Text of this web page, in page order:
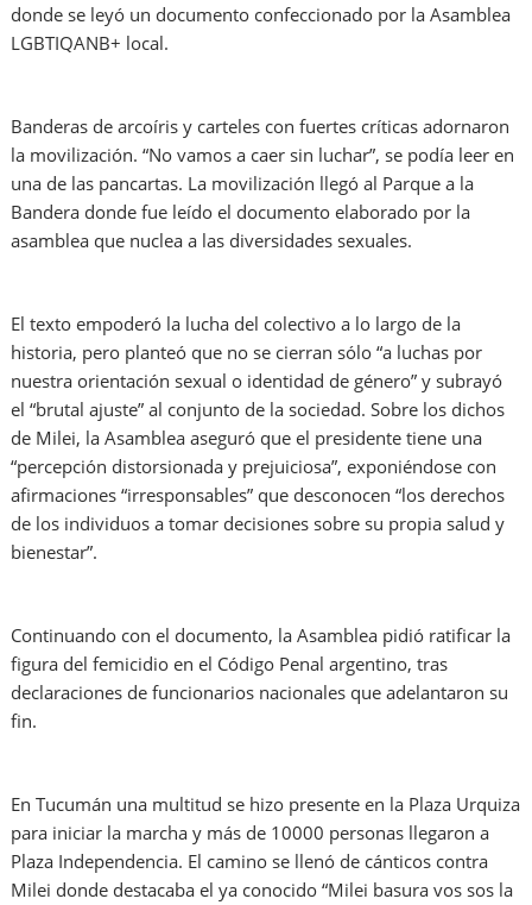
donde se leyó un documento confeccionado por la Asamblea
LGBTIQANB+ local.
Banderas de arcoíris y carteles con fuertes críticas adornaron
la movilización. “No vamos a caer sin luchar”, se podía leer en
una de las pancartas. La movilización llegó al Parque a la
Bandera donde fue leído el documento elaborado por la
asamblea que nuclea a las diversidades sexuales.
El texto empoderó la lucha del colectivo a lo largo de la
historia, pero planteó que no se cierran sólo “a luchas por
nuestra orientación sexual o identidad de género” y subrayó
el “brutal ajuste” al conjunto de la sociedad. Sobre los dichos
de Milei, la Asamblea aseguró que el presidente tiene una
“percepción distorsionada y prejuiciosa”, exponiéndose con
afirmaciones “irresponsables” que desconocen “los derechos
de los individuos a tomar decisiones sobre su propia salud y
bienestar”.
Continuando con el documento, la Asamblea pidió ratificar la
figura del femicidio en el Código Penal argentino, tras
declaraciones de funcionarios nacionales que adelantaron su
fin.
En Tucumán una multitud se hizo presente en la Plaza Urquiza
para iniciar la marcha y más de 10000 personas llegaron a
Plaza Independencia. El camino se llenó de cánticos contra
Milei donde destacaba el ya conocido “Milei basura vos sos la